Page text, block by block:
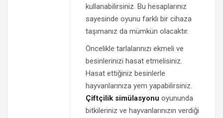
kullanabilirsiniz. Bu hesaplarınız
sayesinde oyunu farklı bir cihaza
taşımanız da mümkün olacaktır.
Öncelikle tarlalarınızı ekmeli ve
besinlerinizi hasat etmelisiniz.
Hasat ettiğiniz besinlerle
hayvanlarınıza yem yapabilirsiniz.
Çiftçilik simülasyonu oyununda
bitkileriniz ve hayvanlarınızın verdiği